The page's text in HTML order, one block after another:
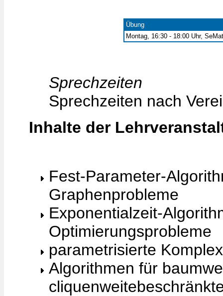
Übung
Montag, 16:30 - 18:00 Uhr,
Sprechzeiten
Sprechzeiten nach
Inhalte der
Fest-Parameter-
Graphenprobleme
Exponentialzeit-
Optimierungsprobleme
parametrisierte
Algorithmen für